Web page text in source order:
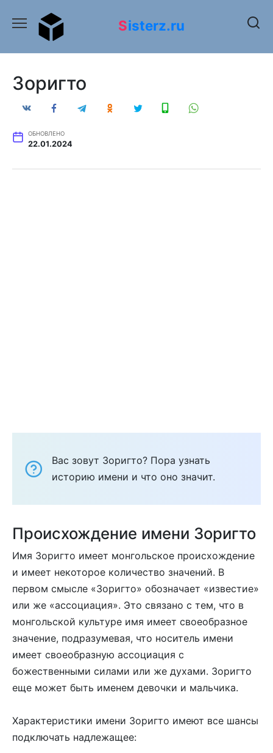
содержанию
Sisterz.ru
Зоригто
ОБНОВЛЕНО
22.01.2024
Вас зовут Зоригто? Пора узнать
историю имени и что оно значит.
Происхождение имени Зоригто
Имя Зоригто имеет монгольское происхождение
и имеет некоторое количество значений. В
первом смысле «Зоригто» обозначает «известие»
или же «ассоциация». Это связано с тем, что в
монгольской культуре имя имеет своеобразное
значение, подразумевая, что носитель имени
имеет своеобразную ассоциация с
божественными силами или же духами. Зоригто
еще может быть именем девочки и мальчика.
Характеристики имени Зоригто имеют все шансы
подключать надлежащее: